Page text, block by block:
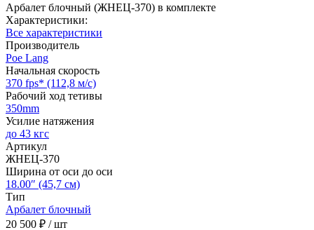
Арбалет блочный (ЖНЕЦ-370) в комплекте
Характеристики:
Все характеристики
Производитель
Poe Lang
Начальная скорость
370 fps* (112,8 м/с)
Рабочий ход тетивы
350mm
Усилие натяжения
до 43 кгс
Артикул
ЖНЕЦ-370
Ширина от оси до оси
18.00″ (45,7 см)
Тип
Арбалет блочный
20 500 ₽ / шт